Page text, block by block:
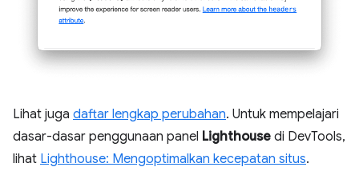
Lihat juga daftar lengkap perubahan. Untuk mempelajari
dasar-dasar penggunaan panel Lighthouse di DevTools,
lihat Lighthouse: Mengoptimalkan kecepatan situs.